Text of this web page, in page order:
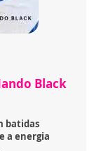
Black
batidas
a energia